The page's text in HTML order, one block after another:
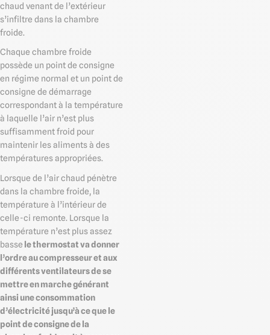
chaud venant de l’extérieur
s’infiltre dans la chambre
froide.
Chaque chambre froide
possède un point de consigne
en régime normal et un point de
consigne de démarrage
correspondant à la température
à laquelle l’air n’est plus
suffisamment froid pour
maintenir les aliments à des
températures appropriées.
Lorsque de l’air chaud pénètre
dans la chambre froide, la
température à l’intérieur de
celle-ci remonte. Lorsque la
température n’est plus assez
basse le thermostat va donner
l’ordre au compresseur et aux
différents ventilateurs de se
mettre en marche générant
ainsi une consommation
d’électricité jusqu’à ce que le
point de consigne de la